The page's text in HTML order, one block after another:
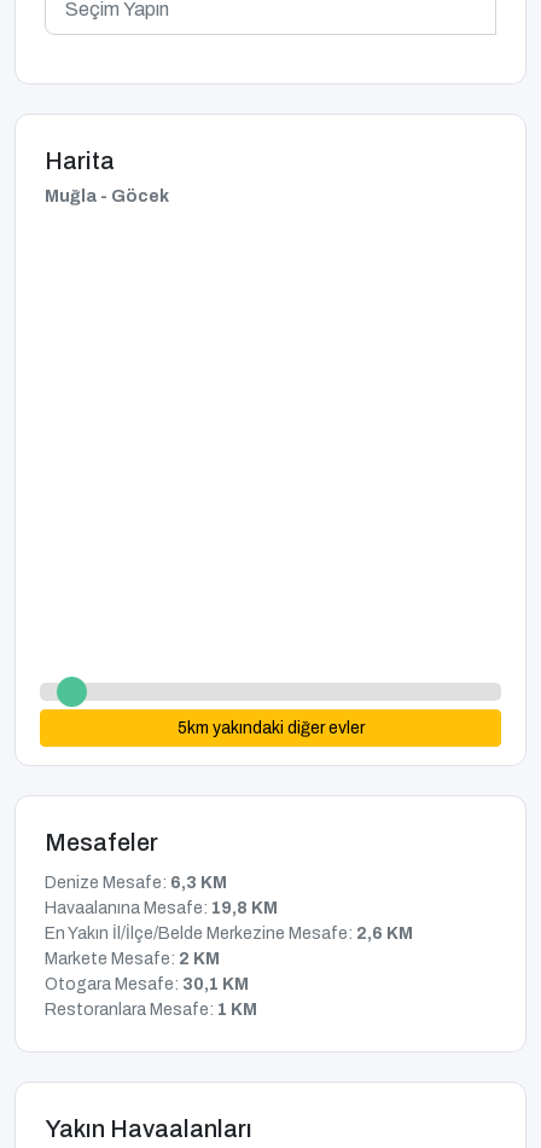
Harita
Muğla - Göcek
5 km yakındaki diğer evler
Mesafeler
Denize Mesafe: 6,3 KM
Havaalanına Mesafe: 19,8 KM
En Yakın İl/İlçe/Belde Merkezine Mesafe: 2,6 KM
Markete Mesafe: 2 KM
Otogara Mesafe: 30,1 KM
Restoranlara Mesafe: 1 KM
Yakın Havaalanları